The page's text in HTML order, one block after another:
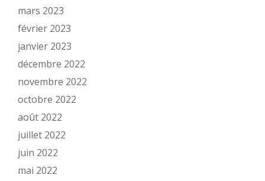
mars 2023
février 2023
janvier 2023
décembre 2022
novembre 2022
octobre 2022
août 2022
juillet 2022
juin 2022
mai 2022